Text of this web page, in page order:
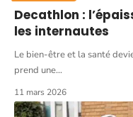
Decathlon :
les internautes
Le bien-être et la santé
prend une…
11 mars 2026